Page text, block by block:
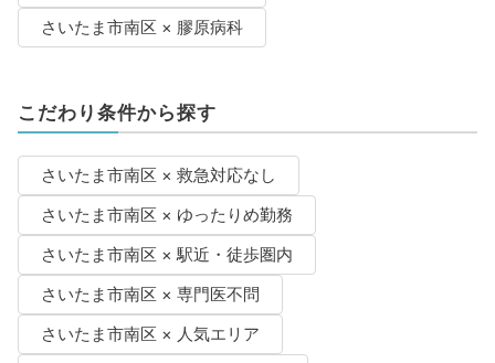
さいたま市南区 × 膠原病科
こだわり条件から探す
さいたま市南区 × 救急対応なし
さいたま市南区 × ゆったりめ勤務
さいたま市南区 × 駅近・徒歩圏内
さいたま市南区 × 専門医不問
さいたま市南区 × 人気エリア